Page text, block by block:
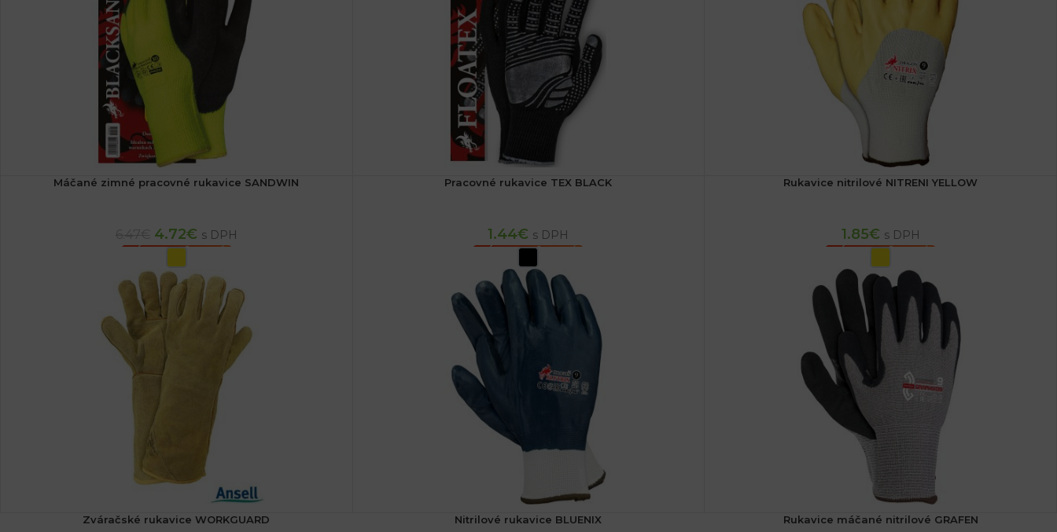
Máčané zimné pracovné rukavice SANDWIN
4.72€ s DPH
VÝBER MOŽNOSTÍ
Pracovné rukavice TEX BLACK
1.44€ s DPH
VÝBER MOŽNOSTÍ
Rukavice nitrilové NITRENI YELLOW
1.85€ s DPH
VÝBER MOŽNOSTÍ
Zváračské rukavice WORKGUARD Nitrilové rukavice BLUENIX Rukavice máčané nitrilové GRAFEN